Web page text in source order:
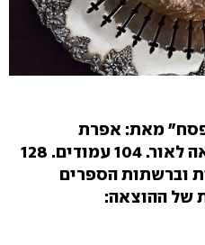
פסח" מאת: אפרת
ליבפרוינד. דני ספרים הוצאה לאור. 104 עמודים. 128
וברשתות הספרים
של ההוצאה: